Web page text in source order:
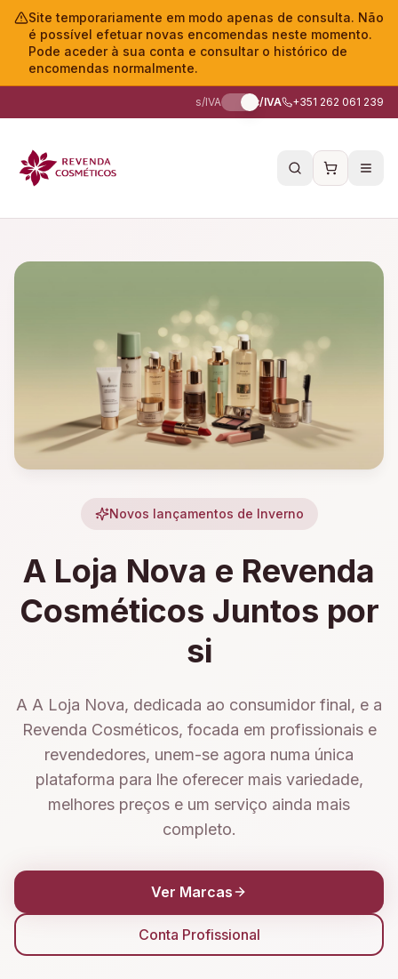
Site temporariamente em modo apenas de consulta. Não
é possível efetuar novas encomendas neste momento.
Pode aceder à sua conta e consultar o histórico de
encomendas normalmente.
s/IVA c/IVA +351 262 061 239
Novos lançamentos de Inverno
A Loja Nova e Revenda
Cosméticos Juntos por
si
A A Loja Nova, dedicada ao consumidor final, e a
Revenda Cosméticos, focada em profissionais e
revendedores, unem-se agora numa única
plataforma para lhe oferecer mais variedade,
melhores preços e um serviço ainda mais
completo.
Ver Marcas
Conta Profissional